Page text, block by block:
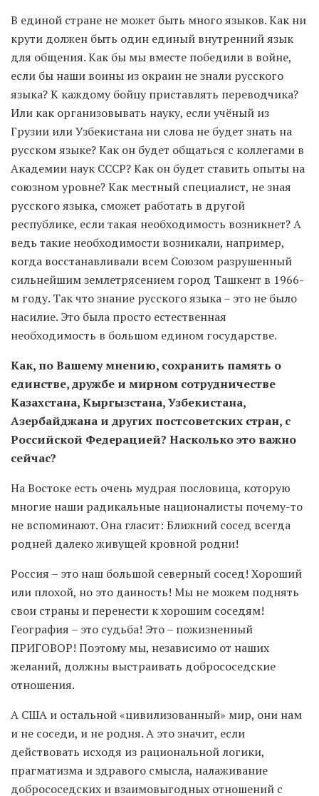
В единой стране не может быть много языков. Как ни
крути должен быть один единый внутренний язык
для общения. Как бы мы вместе победили в войне,
если бы наши воины из окраин не знали русского
языка? К каждому бойцу приставлять переводчика?
Или как организовывать науку, если учёный из
Грузии или Узбекистана ни слова не будет знать на
русском языке? Как он будет общаться с коллегами в
Академии наук СССР? Как он будет ставить опыты на
союзном уровне? Как местный специалист, не зная
русского языка, сможет работать в другой
республике, если такая необходимость возникнет? А
ведь такие необходимости возникали, например,
когда восстанавливали всем Союзом разрушенный
сильнейшим землетрясением город Ташкент в 1966-
м году. Так что знание русского языка – это не было
насилие. Это была просто естественная
необходимость в большом едином государстве.
Как, по Вашему мнению, сохранить память о
единстве, дружбе и мирном сотрудничестве
Казахстана, Кыргызстана, Узбекистана,
Азербайджана и других постсоветских стран, с
Российской Федерацией? Насколько это важно
сейчас?
На Востоке есть очень мудрая пословица, которую
многие наши радикальные националисты почему-то
не вспоминают. Она гласит: Ближний сосед всегда
родней далеко живущей кровной родни!
Россия – это наш большой северный сосед! Хороший
или плохой, но это данность! Мы не можем поднять
свои страны и перенести к хорошим соседям!
География – это судьба! Это – пожизненный
ПРИГОВОР! Поэтому мы, независимо от наших
желаний, должны выстраивать добрососедские
отношения.
А США и остальной «цивилизованный» мир, они нам
и не соседи, и не родня. А это значит, если
действовать исходя из рациональной логики,
прагматизма и здравого смысла, налаживание
добрососедских и взаимовыгодных отношений с